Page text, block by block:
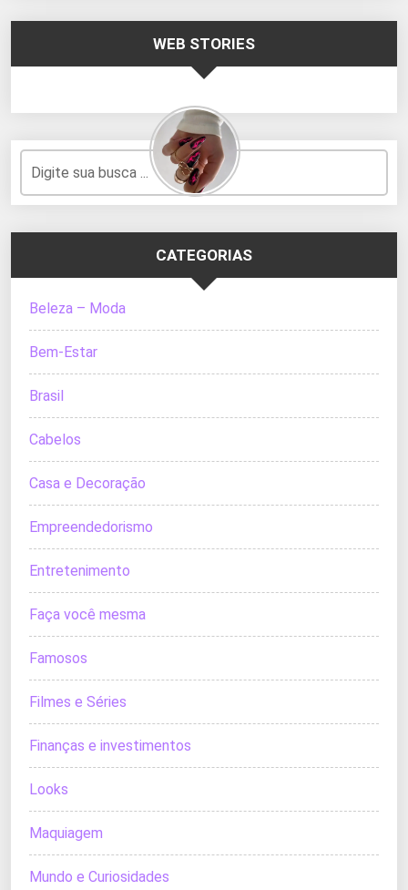
WEB STORIES
CATEGORIAS
Beleza – Moda
Bem-Estar
Brasil
Cabelos
Casa e Decoração
Empreendedorismo
Entretenimento
Faça você mesma
Famosos
Filmes e Séries
Finanças e investimentos
Looks
Maquiagem
Mundo e Curiosidades